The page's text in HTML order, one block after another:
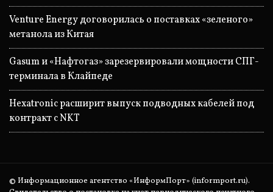
Venture Energy договорилась о поставках «зеленого»
метанола из Китая
Gasum и «Нафтогаз» зарезервировали мощности СПГ-
терминала в Клайпеде
Hexatronic расширит выпуск подводных кабелей под
контракт с NKT
© Информационное агентство «ИнформПорт» (informport.ru).